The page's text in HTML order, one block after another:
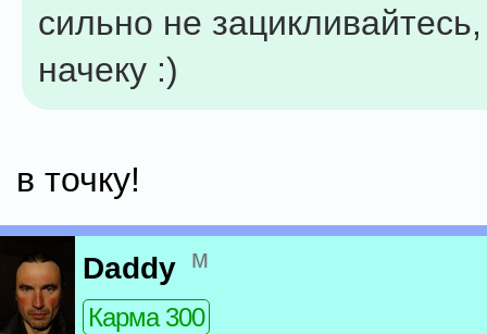
сильно не
начеку :)
в точку!
Daddy м
Карма 300